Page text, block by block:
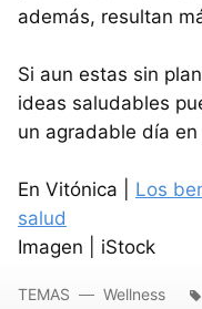
además, resultan
Si aun estas sin
ideas saludables
un agradable día en
En Vitónica | Los
salud
Imagen | iStock
TEMAS Wellness